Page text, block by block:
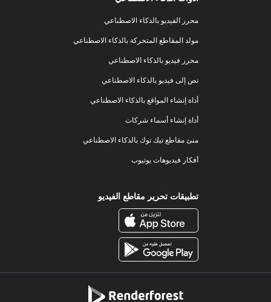
محرر الفيديو بالذكاء الاصطناعي
مولد المقاطع المتحركة بالذكاء الاصطناعي
محرر فيديو بالذكاء الاصطناعي
نص إلى فيديو بالذكاء الاصطناعي
أداة إنشاء المواقع بالذكاء الاصطناعي
أداة إنشاء أسماء شركات
منئ مقاطع تيك توك بالذكاء الاصطناعي
أفكار فيديوهات يوتيوب
تطبيقات تحرير مقاطع الفيديو